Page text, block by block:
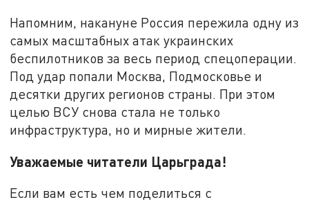
Напомним, накануне Россия пережила одну из
самых масштабных атак украинских
беспилотников за весь период спецоперации.
Под удар попали Москва, Подмосковье и
десятки других регионов страны. При этом
целью ВСУ снова стала не только
инфраструктура, но и мирные жители.
Уважаемые читатели Царьграда!
Если вам есть чем поделиться с